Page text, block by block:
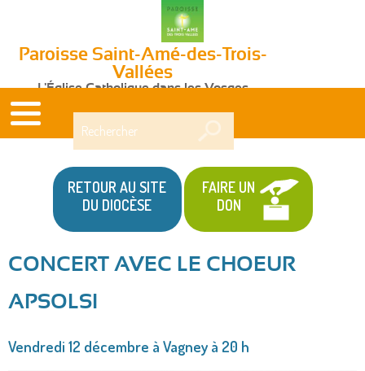
Paroisse Saint-Amé-des-Trois-
Vallées
L'Église Catholique dans les Vosges
RETOUR AU SITE
DU DIOCÈSE
FAIRE UN
DON
êtes
ici
CONCERT AVEC LE CHOEUR
APSOLSI
Vendredi 12 décembre à Vagney à 20 h